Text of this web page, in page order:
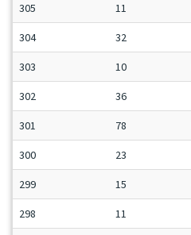
305 11
304 32
303 10
302 36
301 78
300 23
299 15
298 11